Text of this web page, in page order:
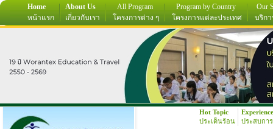
Home
หน้าแรก
About Us
เกี่ยวกับเรา
All Program
โครงการต่าง ๆ
Program by Country
โครงการแต่ละประเทศ
Our
บริกา
Hot Topic
ประเด็นร้อน
Experience
ประสบกา